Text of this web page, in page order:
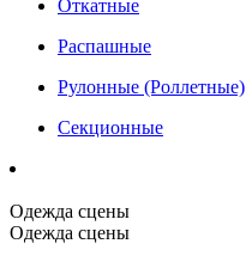
Откатные
Распашные
Рулонные (Роллетные)
Секционные
Одежда сцены
Одежда сцены